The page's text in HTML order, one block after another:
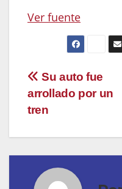
Ver fuente
de
entradas
Su auto fue
arrollado por un
tren